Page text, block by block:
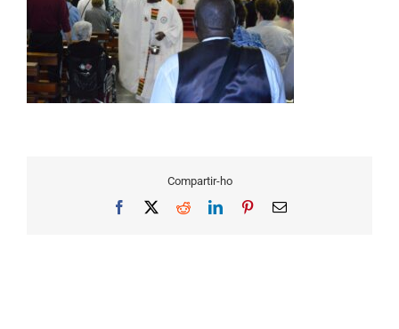
Compartir-ho
Facebook RedditLinkedInPinterestEmail